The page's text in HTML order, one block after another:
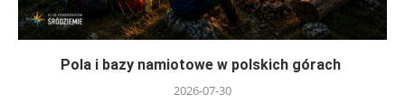
Pola i bazy namiotowe w polskich górach
2026-07-30